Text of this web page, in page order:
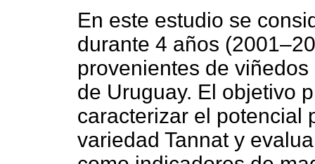
En este estudio se
durante 4 años
provenientes de
de Uruguay. El objetivo
caracterizar el potencial
variedad Tannat y